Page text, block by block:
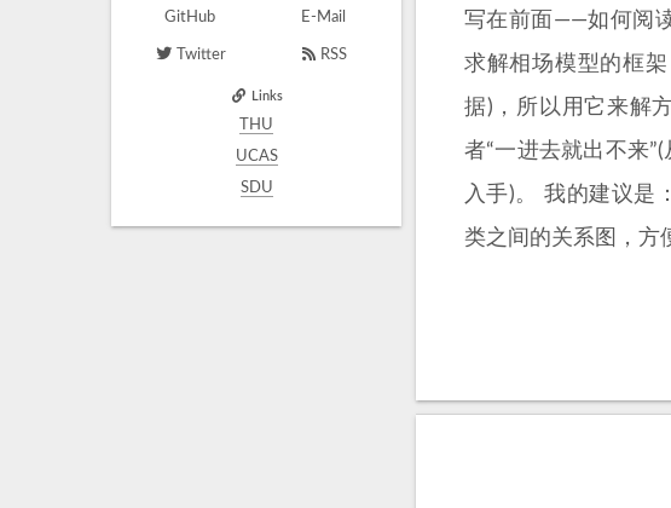
写在前面——如何阅
求解相场模型的框
据)，所以用它来解
者“一进去就出不来
入手)。 我的建议是
类之间的关系图，方
GitHub E-Mail
Twitter RSS
Links
THU
UCAS
SDU